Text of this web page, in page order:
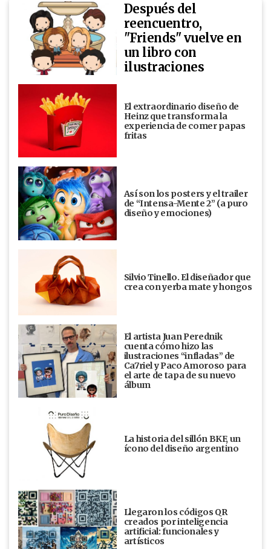
Después del
reencuentro,
"Friends" vuelve en
un libro con
ilustraciones
El extraordinario diseño de
Heinz que transforma la
experiencia de comer papas
fritas
Así son los posters y el trailer
de “Intensa-Mente 2” (a puro
diseño y emociones)
Silvio Tinello. El diseñador que
crea con yerba mate y hongos
El artista Juan Perednik
cuenta cómo hizo las
ilustraciones “infladas” de
Ca7riel y Paco Amoroso para
el arte de tapa de su nuevo
álbum
La historia del sillón BKF, un
ícono del diseño argentino
Llegaron los códigos QR
creados por inteligencia
artificial: funcionales y
artísticos